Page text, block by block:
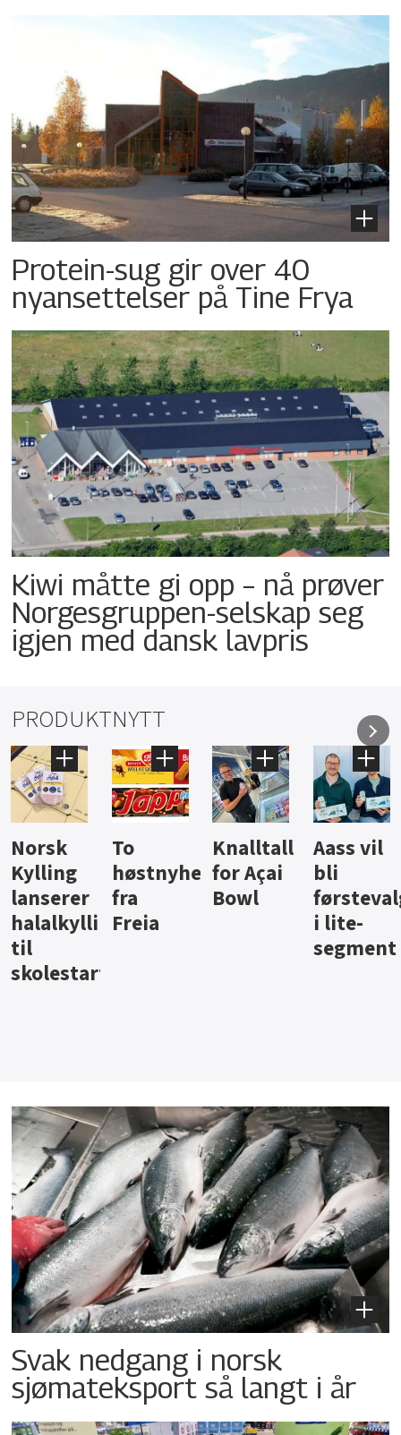
Protein-sug gir over 40
nyansettelser på Tine Frya
Kiwi måtte gi opp – nå prøver
Norgesgruppen-selskap seg
igjen med dansk lavpris
PRODUKTNYTT
Knalltall
for Açai
Bowl
Aass vil
bli
førstevalg
i lite-
Brus og
jus fra
Berentsen
Hard
iste fra
Hansa
Svak nedgang i norsk
sjømateksport så langt i år